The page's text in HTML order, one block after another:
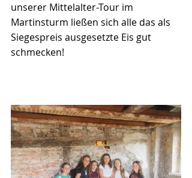
unserer Mittelalter-Tour im
Martinsturm ließen sich alle das als
Siegespreis ausgesetzte Eis gut
schmecken!